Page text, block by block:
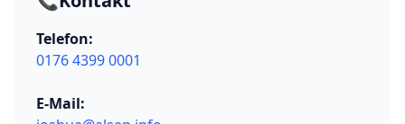
Telefon:
0176 4399 0001
E-Mail: